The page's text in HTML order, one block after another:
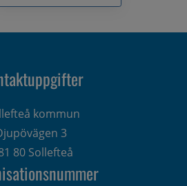
kommun
3
80 Sollefteå